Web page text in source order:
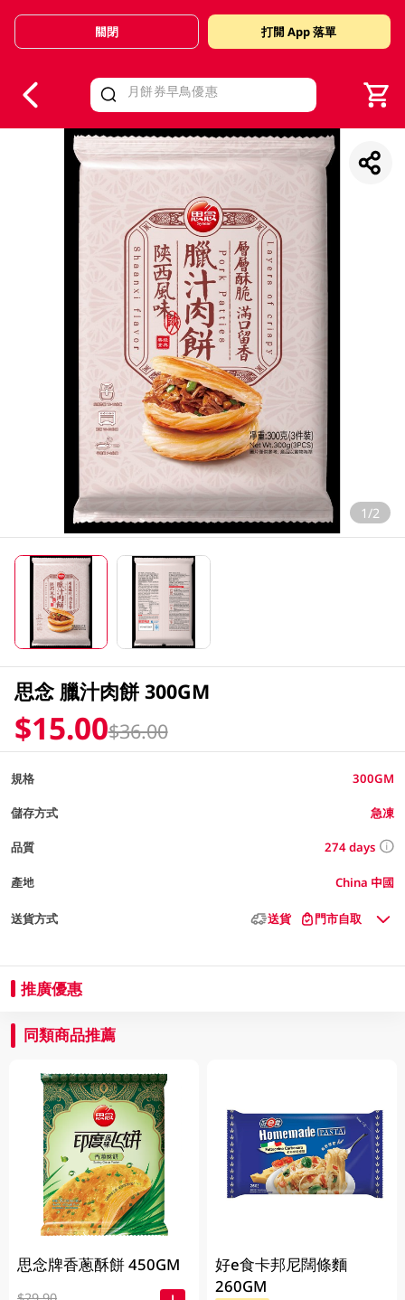
Valid Until 30 June 2026
關閉 打開 App 落單
1/2
思念 臘汁肉餅 300GM
$15.00$36.00
規格 300GM
儲存方式 急凍
品質 274 days
產地 China 中國
送貨方式 送貨 門市自取
推廣優惠
同類商品推薦
思念牌香蔥酥餅 450GM
好e食卡邦尼闊條麵
260GM